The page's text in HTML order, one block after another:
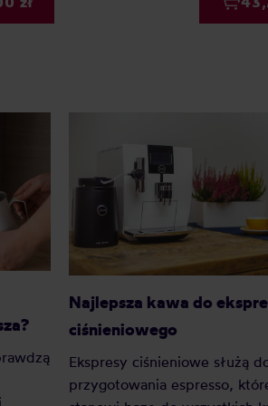
Najlepsza kawa do
ciśnieniowego
Ekspresy ciśnieniowe służą
przygotowania espresso,